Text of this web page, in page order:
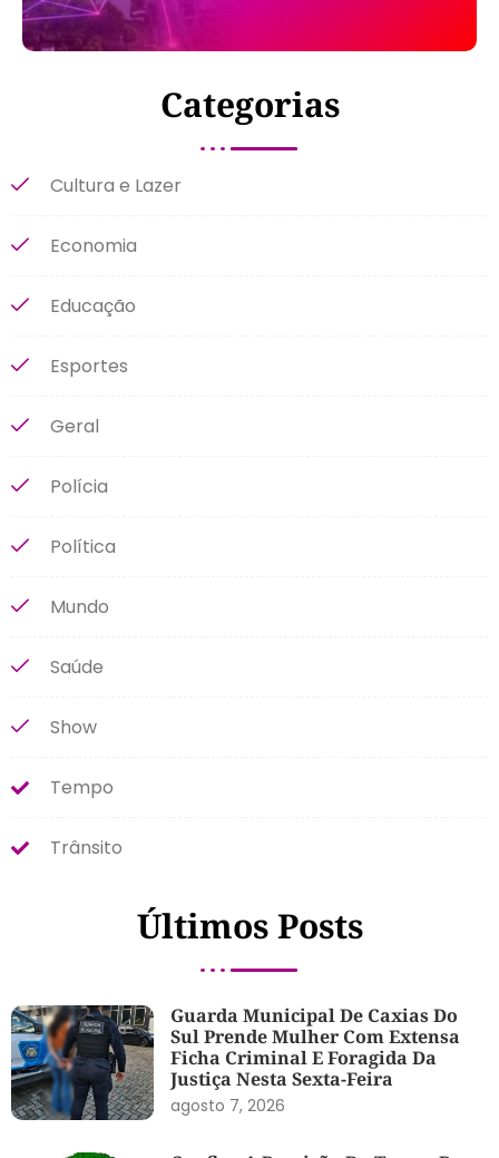
Categorias
Cultura e Lazer
Economia
Educação
Esportes
Geral
Polícia
Política
Mundo
Saúde
Show
Tempo
Trânsito
Últimos Posts
Guarda Municipal De Caxias Do
Sul Prende Mulher Com Extensa
Ficha Criminal E Foragida Da
Justiça Nesta Sexta-Feira
agosto 7, 2026